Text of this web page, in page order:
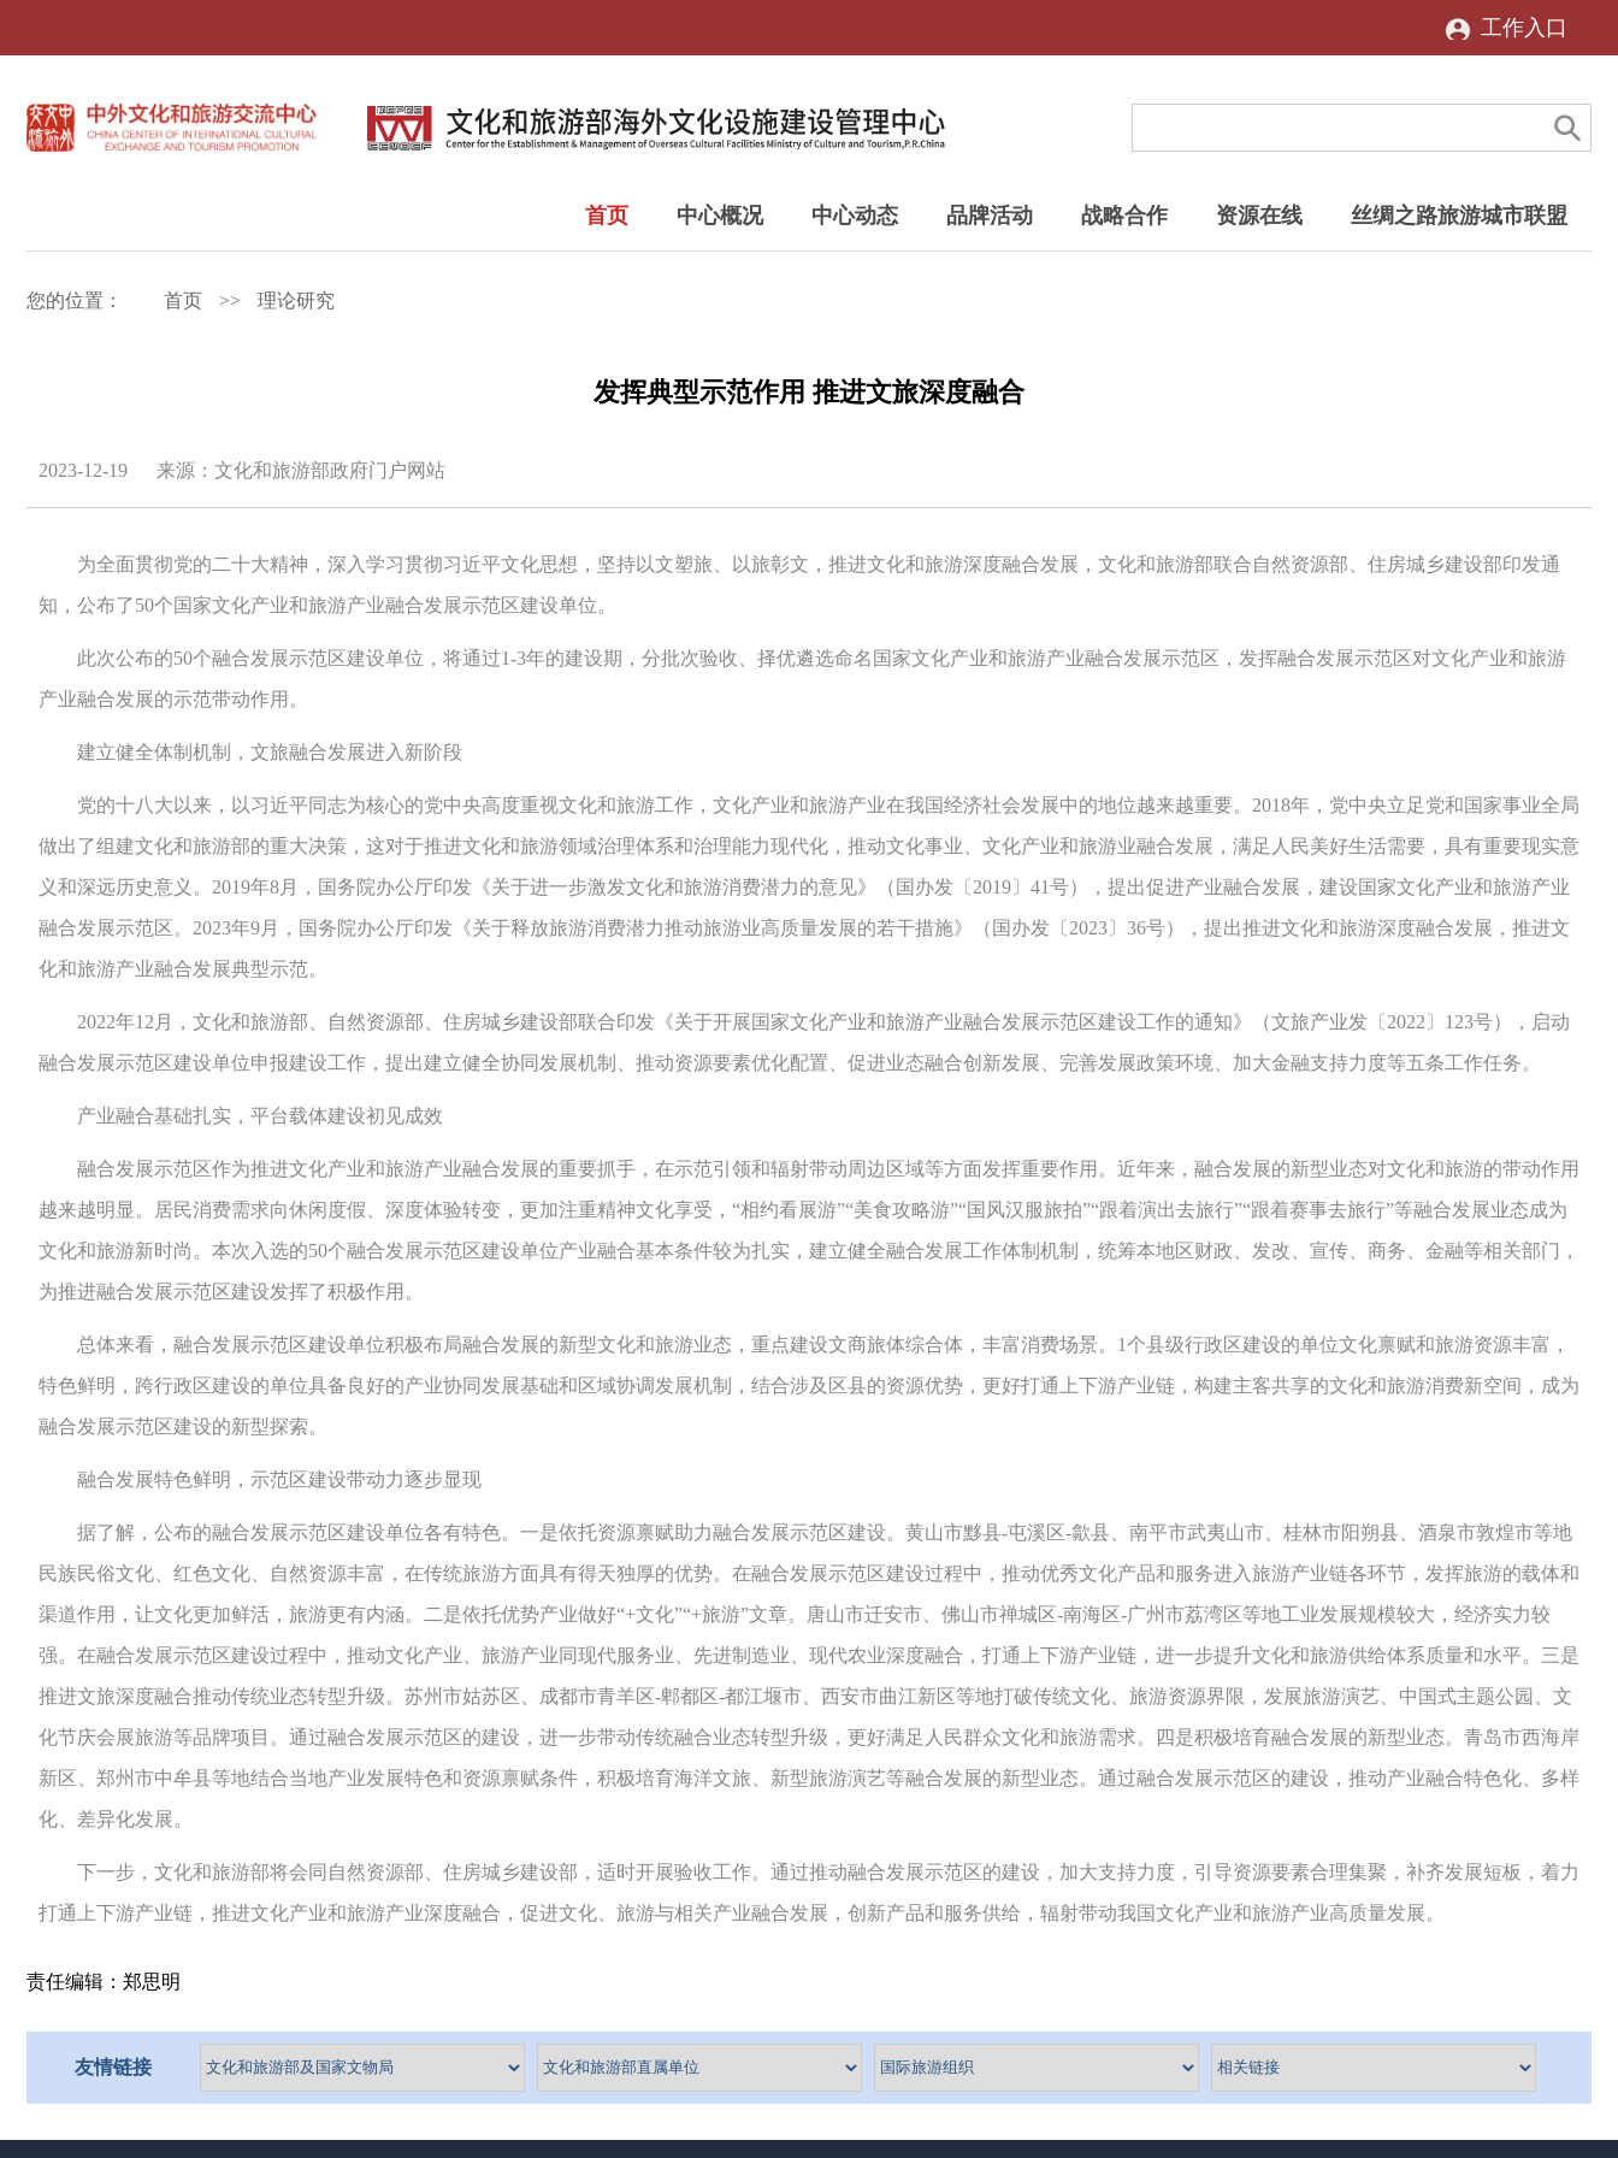
工作入口
丝绸之路旅游城市联盟
资源在线
战略合作
品牌活动
中心动态
中心概况
首页
您的位置： 首页 >> 理论研究
发挥典型示范作用 推进文旅深度融合
2023-12-19 来源：文化和旅游部政府门户网站
为全面贯彻党的二十大精神，深入学习贯彻习近平文化思想，坚持以文塑旅、以旅彰文，推进文化和旅游深度融合发展，文化和旅游部联合自然资源部、住房城乡建设部印发通
知，公布了50个国家文化产业和旅游产业融合发展示范区建设单位。
此次公布的50个融合发展示范区建设单位，将通过1-3年的建设期，分批次验收、择优遴选命名国家文化产业和旅游产业融合发展示范区，发挥融合发展示范区对文化产业和旅游
产业融合发展的示范带动作用。
建立健全体制机制，文旅融合发展进入新阶段
党的十八大以来，以习近平同志为核心的党中央高度重视文化和旅游工作，文化产业和旅游产业在我国经济社会发展中的地位越来越重要。2018年，党中央立足党和国家事业全局
做出了组建文化和旅游部的重大决策，这对于推进文化和旅游领域治理体系和治理能力现代化，推动文化事业、文化产业和旅游业融合发展，满足人民美好生活需要，具有重要现实意
义和深远历史意义。2019年8月，国务院办公厅印发《关于进一步激发文化和旅游消费潜力的意见》（国办发〔2019〕41号），提出促进产业融合发展，建设国家文化产业和旅游产业
融合发展示范区。2023年9月，国务院办公厅印发《关于释放旅游消费潜力推动旅游业高质量发展的若干措施》（国办发〔2023〕36号），提出推进文化和旅游深度融合发展，推进文
化和旅游产业融合发展典型示范。
2022年12月，文化和旅游部、自然资源部、住房城乡建设部联合印发《关于开展国家文化产业和旅游产业融合发展示范区建设工作的通知》（文旅产业发〔2022〕123号），启动
融合发展示范区建设单位申报建设工作，提出建立健全协同发展机制、推动资源要素优化配置、促进业态融合创新发展、完善发展政策环境、加大金融支持力度等五条工作任务。
产业融合基础扎实，平台载体建设初见成效
融合发展示范区作为推进文化产业和旅游产业融合发展的重要抓手，在示范引领和辐射带动周边区域等方面发挥重要作用。近年来，融合发展的新型业态对文化和旅游的带动作用
越来越明显。居民消费需求向休闲度假、深度体验转变，更加注重精神文化享受，“相约看展游”“美食攻略游”“国风汉服旅拍”“跟着演出去旅行”“跟着赛事去旅行”等融合发展业态成为
文化和旅游新时尚。本次入选的50个融合发展示范区建设单位产业融合基本条件较为扎实，建立健全融合发展工作体制机制，统筹本地区财政、发改、宣传、商务、金融等相关部门，
为推进融合发展示范区建设发挥了积极作用。
总体来看，融合发展示范区建设单位积极布局融合发展的新型文化和旅游业态，重点建设文商旅体综合体，丰富消费场景。1个县级行政区建设的单位文化禀赋和旅游资源丰富，
特色鲜明，跨行政区建设的单位具备良好的产业协同发展基础和区域协调发展机制，结合涉及区县的资源优势，更好打通上下游产业链，构建主客共享的文化和旅游消费新空间，成为
融合发展示范区建设的新型探索。
融合发展特色鲜明，示范区建设带动力逐步显现
据了解，公布的融合发展示范区建设单位各有特色。一是依托资源禀赋助力融合发展示范区建设。黄山市黟县-屯溪区-歙县、南平市武夷山市、桂林市阳朔县、酒泉市敦煌市等地
民族民俗文化、红色文化、自然资源丰富，在传统旅游方面具有得天独厚的优势。在融合发展示范区建设过程中，推动优秀文化产品和服务进入旅游产业链各环节，发挥旅游的载体和
渠道作用，让文化更加鲜活，旅游更有内涵。二是依托优势产业做好“+文化”“+旅游”文章。唐山市迁安市、佛山市禅城区-南海区-广州市荔湾区等地工业发展规模较大，经济实力较
强。在融合发展示范区建设过程中，推动文化产业、旅游产业同现代服务业、先进制造业、现代农业深度融合，打通上下游产业链，进一步提升文化和旅游供给体系质量和水平。三是
推进文旅深度融合推动传统业态转型升级。苏州市姑苏区、成都市青羊区-郫都区-都江堰市、西安市曲江新区等地打破传统文化、旅游资源界限，发展旅游演艺、中国式主题公园、文
化节庆会展旅游等品牌项目。通过融合发展示范区的建设，进一步带动传统融合业态转型升级，更好满足人民群众文化和旅游需求。四是积极培育融合发展的新型业态。青岛市西海岸
新区、郑州市中牟县等地结合当地产业发展特色和资源禀赋条件，积极培育海洋文旅、新型旅游演艺等融合发展的新型业态。通过融合发展示范区的建设，推动产业融合特色化、多样
化、差异化发展。
下一步，文化和旅游部将会同自然资源部、住房城乡建设部，适时开展验收工作。通过推动融合发展示范区的建设，加大支持力度，引导资源要素合理集聚，补齐发展短板，着力
打通上下游产业链，推进文化产业和旅游产业深度融合，促进文化、旅游与相关产业融合发展，创新产品和服务供给，辐射带动我国文化产业和旅游产业高质量发展。
责任编辑：郑思明
友情链接